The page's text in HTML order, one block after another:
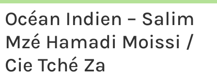
Océan Indien – Salim
Mzé Hamadi Moissi /
Cie Tché Za